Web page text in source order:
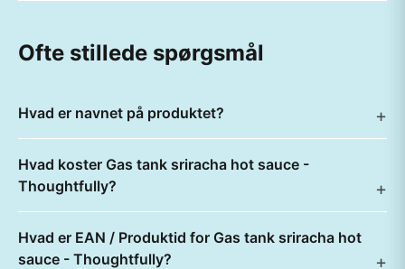
Ofte stillede spørgsmål
Hvad er navnet på produktet?
Hvad koster Gas tank sriracha hot sauce -
Thoughtfully?
Hvad er EAN / Produktid for Gas tank sriracha hot
sauce - Thoughtfully?